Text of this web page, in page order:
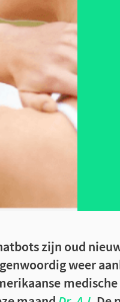
zijn oud
weer